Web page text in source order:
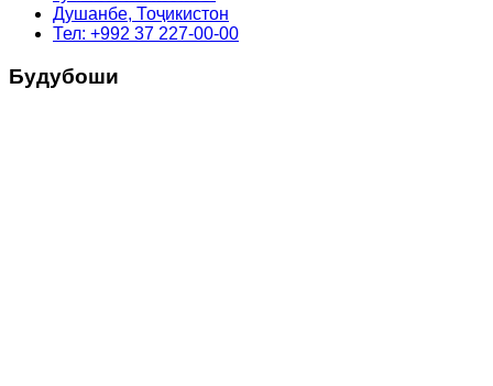
Душанбе, Тоҷикистон
Тел: +992 37 227-00-00
Будубоши